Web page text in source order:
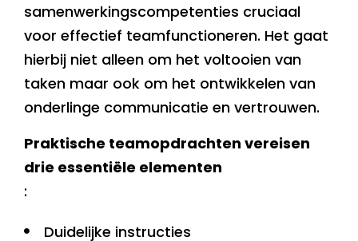
samenwerkingscompetenties cruciaal
voor effectief teamfunctioneren. Het gaat
hierbij niet alleen om het voltooien van
taken maar ook om het ontwikkelen van
onderlinge communicatie en vertrouwen.
Praktische teamopdrachten vereisen
drie essentiële elementen
:
Duidelijke instructies